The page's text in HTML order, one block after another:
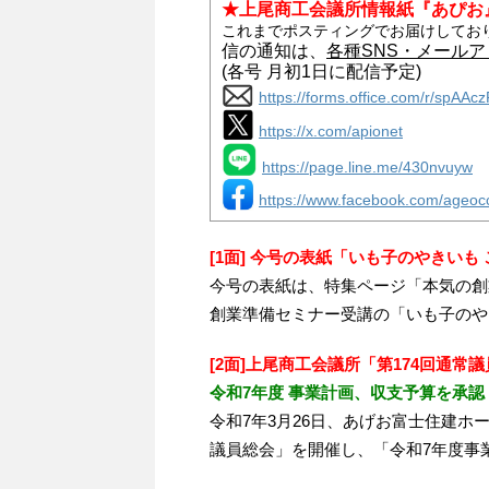
★上尾商工会議所情報紙『あぴお
これまでポスティングでお届けして
信の通知は、 各種SNS・メール
(各号 月初1日に配信予定)
https://forms.office.com/r/
https://x.com/apionet
https://page.line.me/430nvuyw
https://www.facebook.com/
[1面] 今号の表紙「いも子のやきいも
今号の表紙は、特集ページ「本気の
創業準備セミナー受講の「いも子の
[2面]上尾商工会議所「第174回通常
令和7年度 事業計画、収支予算を承認
令和7年3月26日、あげお富士住建ホ
議員総会」を開催し、「令和7年度